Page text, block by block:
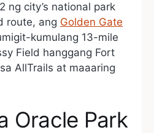
ng city’s national park
route, ang Golden Gate
kumulang 13-mile
Field hanggang Fort
AllTrails at maaaring
Oracle Park